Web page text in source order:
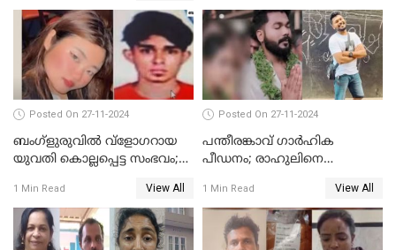
Posted On 27-11-2024
ബംഗ്‌ളുരുവില്‍ വ്‌ളോഗറായ
യുവതി കൊല്ലപ്പെട്ട സംഭവം;
ഊര്‍ജിതമാക്കി
1 Min Read View All
Posted On 27-11-2024
പന്തീരങ്കാവ് ഗാർഹിക
പീഡനം; രാഹുലിനെ
പൊലീസ് കോടതിയിൽ
അപേക്ഷ നൽകും
1 Min Read View All